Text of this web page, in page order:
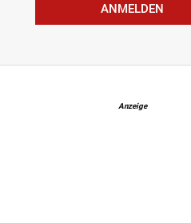
ANMELDEN
Anzeige